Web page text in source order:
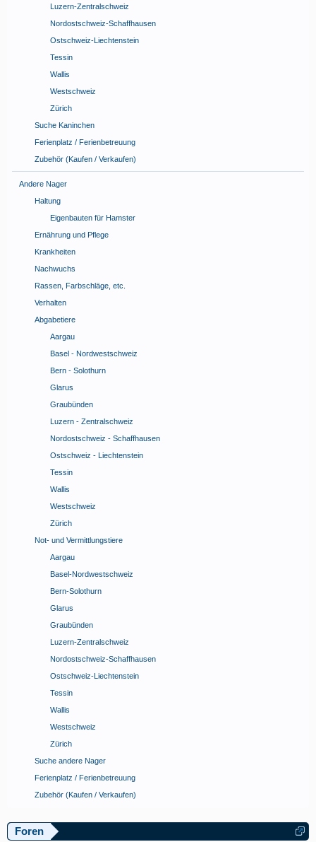
Luzern-Zentralschweiz
Nordostschweiz-Schaffhausen
Ostschweiz-Liechtenstein
Tessin
Wallis
Westschweiz
Zürich
Suche Kaninchen
Ferienplatz / Ferienbetreuung
Zubehör (Kaufen / Verkaufen)
Andere Nager
Haltung
Eigenbauten für Hamster
Ernährung und Pflege
Krankheiten
Nachwuchs
Rassen, Farbschläge, etc.
Verhalten
Abgabetiere
Aargau
Basel - Nordwestschweiz
Bern - Solothurn
Glarus
Graubünden
Luzern - Zentralschweiz
Nordostschweiz - Schaffhausen
Ostschweiz - Liechtenstein
Tessin
Wallis
Westschweiz
Zürich
Not- und Vermittlungstiere
Aargau
Basel-Nordwestschweiz
Bern-Solothurn
Glarus
Graubünden
Luzern-Zentralschweiz
Nordostschweiz-Schaffhausen
Ostschweiz-Liechtenstein
Tessin
Wallis
Westschweiz
Zürich
Suche andere Nager
Ferienplatz / Ferienbetreuung
Zubehör (Kaufen / Verkaufen)
Foren